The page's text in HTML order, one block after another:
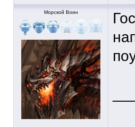
Морской Воин